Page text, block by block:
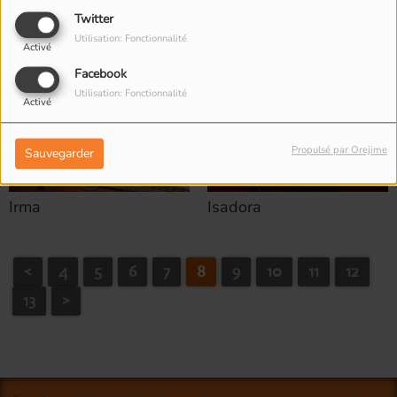
Twitter
Activé
Utilisation: Fonctionnalité
Facebook
Activé
Utilisation: Fonctionnalité
Sauvegarder Propulsé par Orejime
Irma Isadora
< 4 5 6 7 8 9 10 11
12
13
>